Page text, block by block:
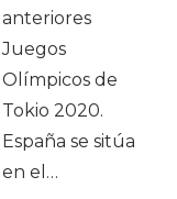
anteriores
Juegos
Olímpicos de
Tokio 2020.
España se sitúa
en el…